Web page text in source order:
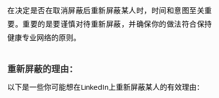
在决定是否在取消屏蔽后重新屏蔽某人时，时间和意图至关重
要。重要的是要谨慎对待重新屏蔽，并确保你的做法符合保持
健康专业网络的原则。
重新屏蔽的理由：
以下是一些你可能想在LinkedIn上重新屏蔽某人的有效理由：